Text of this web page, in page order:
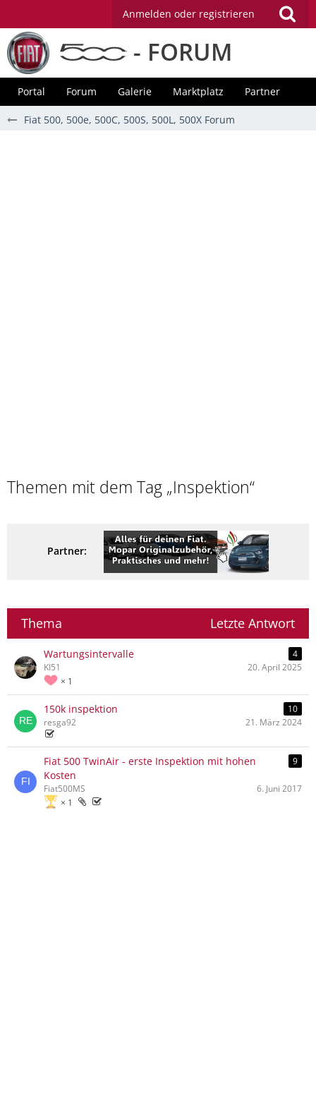
Anmelden oder registrieren
- FORUM
Portal Forum Galerie Marktplatz Partner
Fiat 500, 500e, 500C, 500S, 500L, 500X Forum
Themen mit dem Tag „Inspektion“
Partner:
Thema Letzte Antwort
Wartungsintervalle 4
1
KI51 20. April 2025
150k inspektion
10
resga92
21. März 2024
Fiat 500 TwinAir - erste Inspektion mit hohen
Kosten
9
1
Fiat500MS 6. Juni 2017